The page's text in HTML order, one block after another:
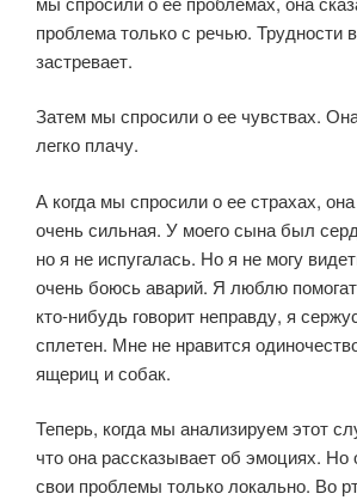
проблема только с речью. Трудности
застревает.
Затем мы спросили о ее чувствах.
легко плачу.
А когда мы спросили о ее страхах,
очень сильная. У моего сына был
но я не испугалась. Но я не могу
очень боюсь аварий. Я люблю
кто-нибудь говорит неправду, я
сплетен. Мне не нравится
ящериц и собак.
Теперь, когда мы анализируем этот
что она рассказывает об эмоциях.
свои проблемы только локально. Во